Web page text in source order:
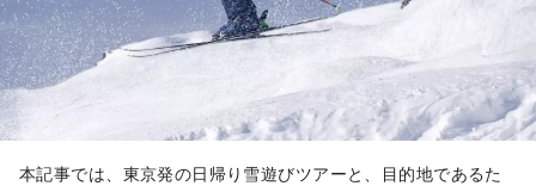
本記事では、東京発の日帰り雪遊びツアーと、目的地であるた